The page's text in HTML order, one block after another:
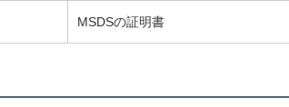
MSDSの証明書